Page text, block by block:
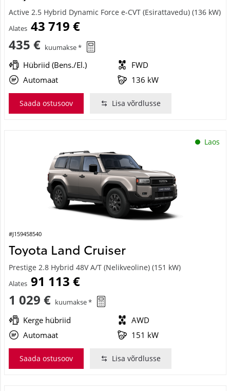
Active 2.5 Hybrid Dynamic Force e-CVT (Esirattavedu) (136 kW)
Alates 43 719 €
435 € kuumakse *
Hübriid (Bens./El.)
FWD
Automaat
136 kW
Saada ostusoov Lisa võrdlusse
Laos
#J159458540
Toyota Land Cruiser
Prestige 2.8 Hybrid 48V A/T (Nelikveoline) (151 kW)
Alates 91 113 €
1 029 € kuumakse *
Kerge hübriid
AWD
Automaat
151 kW
Saada ostusoov Lisa võrdlusse